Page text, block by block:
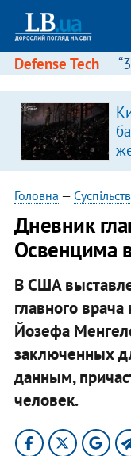
Defense Tech
Головна —
Дневник
Освенцима
В США
главного
Йозефа
заключенных
данным,
человек.